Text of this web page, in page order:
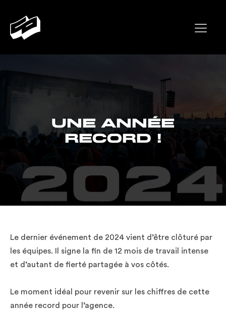
Une année
record !
Le dernier événement de 2024 vient d’être clôturé par
les équipes. Il signe la fin de 12 mois de travail intense
et d’autant de fierté partagée à vos côtés.
Le moment idéal pour revenir sur les chiffres de cette
année record pour l’agence.